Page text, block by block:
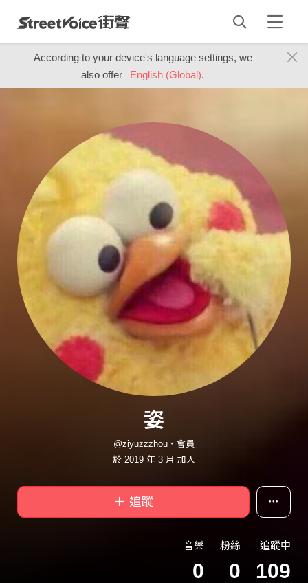
According to your device's language settings, we
also offer
English (Global).
姿
@ziyuzzzhou・會員
於 2019 年 3 月 加入
＋ 追蹤
音樂
0
粉絲
0
追蹤中
109